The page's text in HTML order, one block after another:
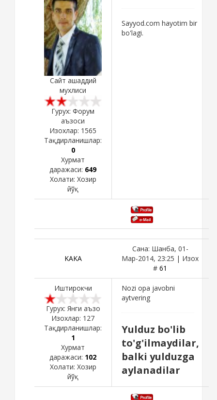
Сайт ашаддий
мухлиси
Гурух: Форум
аъзоси
Изохлар: 1565
Тақдирланишлар:
0
Хурмат
даражаси: 649
Холати: Хозир
йўқ
Sayyod.com hayotim bir
bo'lagi.
KAKA
Сана: Шанба, 01-
Мар-2014, 23:25 | Изох
# 61
Иштирокчи
Гурух: Янги аъзо
Изохлар: 127
Тақдирланишлар:
1
Хурмат
даражаси: 102
Холати: Хозир
йўқ
Nozi opa javobni
aytvering
Yulduz bo'lib
to'g'ilmaydilar,
balki yulduzga
aylanadilar